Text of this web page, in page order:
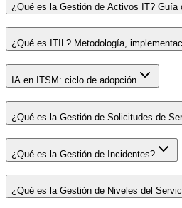
¿Qué es la Gestión de Activos IT? Guía
¿Qué es ITIL? Metodología,
IA en ITSM: ciclo de adopción
¿Qué es la Gestión de Solicitudes de
¿Qué es la Gestión de Incidentes?
¿Qué es la Gestión de Niveles del